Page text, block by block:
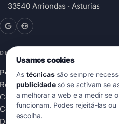
33540 Arriondas · Asturias
DESCIDA DO SELLA
Percurso e mapa
Reserva Premium
Com crianças
Com cão
Descida Internacional
Usamos cookies
As técnicas são sempre
publicidade só se activam se
a melhorar a web e a medir se
funcionam. Podes rejeitá-las ou
escolha.